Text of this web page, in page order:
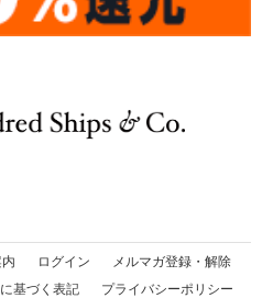
ログイン
メルマガ登録・解除
基づく表記 プライバシーポリシー